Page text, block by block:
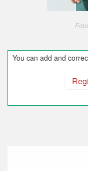
You can add and